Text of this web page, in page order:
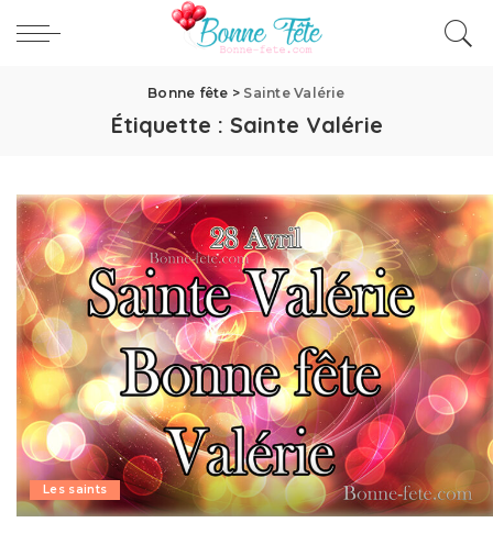
Bonne fête > Sainte Valérie
Étiquette : Sainte Valérie
Les saints